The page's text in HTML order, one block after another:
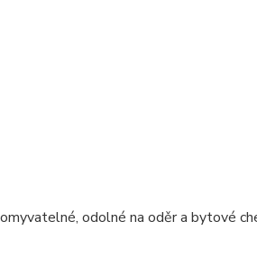
odolné na oděr a bytové